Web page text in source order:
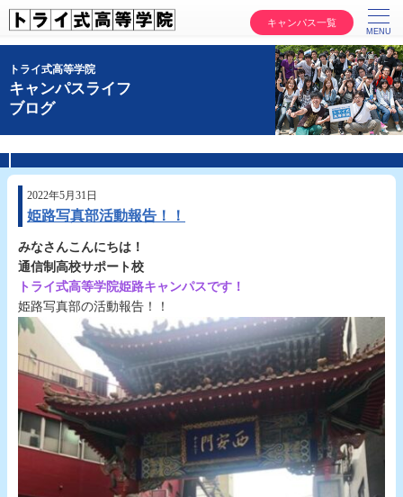
キャンパス一覧
トライ式高等学院
キャンパスライフ
ブログ
2022年5月31日
姫路写真部活動報告！！
みなさんこんにちは！
通信制高校サポート校
トライ式高等学院姫路キャンパスです！
姫路写真部の活動報告！！